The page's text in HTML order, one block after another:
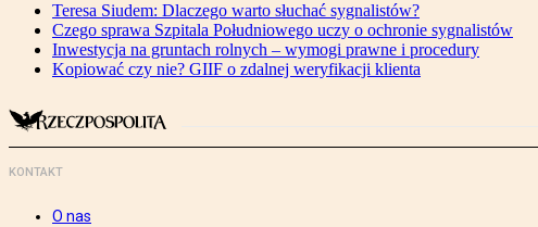
Teresa Siudem: Dlaczego warto słuchać sygnalistów?
Czego sprawa Szpitala Południowego uczy o ochronie sygnalistów
Inwestycja na gruntach rolnych – wymogi prawne i procedury
Kopiować czy nie? GIIF o zdalnej weryfikacji klienta
KONTAKT
O nas